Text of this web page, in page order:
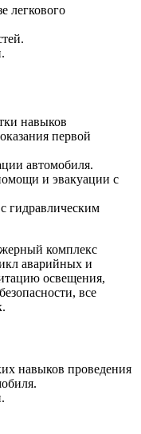
легкового
навыков
первой
автомобиля.
и эвакуации с
гидравлическим
комплекс
аварийных и
освещения,
все
навыков проведения